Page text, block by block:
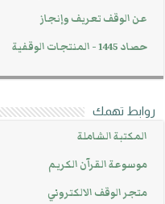
عن الوقف تعريف وإنجاز
حصاد 1445 - المنتجات الوقفية
روابط تهمك
المكتبة الشاملة
موسوعة القرآن الكريم
متجر الوقف الالكتروني